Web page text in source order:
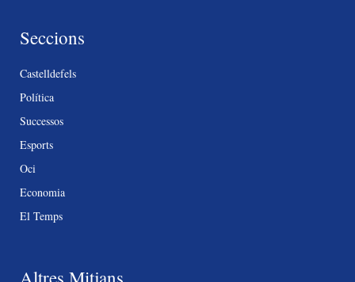
Seccions
Castelldefels
Política
Successos
Esports
Oci
Economia
El Temps